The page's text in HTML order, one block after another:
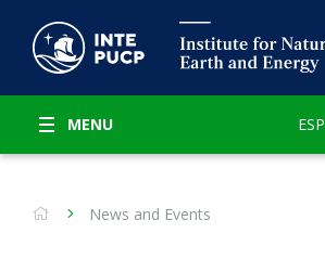
MENU ESP
News and Events